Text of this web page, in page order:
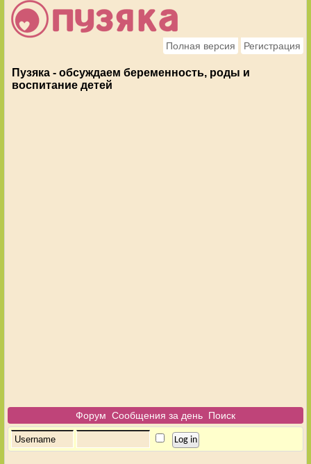
Полная версия Регистрация
Пузяка - обсуждаем беременность, роды и
воспитание детей
Форум Сообщения за день Поиск